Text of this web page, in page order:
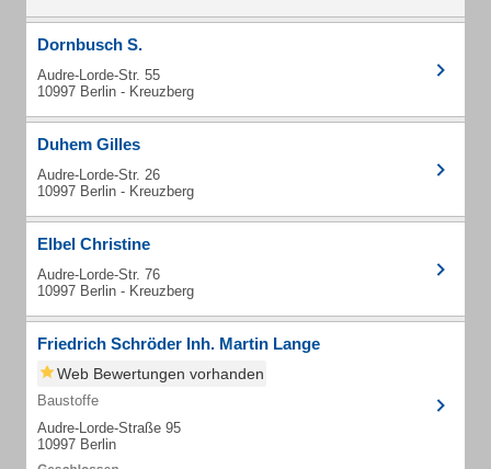
Dornbusch S.
Audre-Lorde-Str. 55
10997 Berlin - Kreuzberg
Duhem Gilles
Audre-Lorde-Str. 26
10997 Berlin - Kreuzberg
Elbel Christine
Audre-Lorde-Str. 76
10997 Berlin - Kreuzberg
Friedrich Schröder Inh. Martin Lange
Web Bewertungen vorhanden
Baustoffe
Audre-Lorde-Straße 95
10997 Berlin